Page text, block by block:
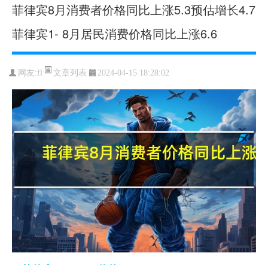
菲律宾8月消费者价格同比上涨5.3预估增长4.7
菲律宾1- 8月居民消费价格同比上涨6.6
网友:fl 文章列表 2024-04-15 18:28:02